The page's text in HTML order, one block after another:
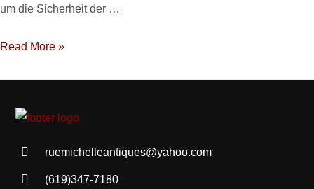
um die Sicherheit der …
Read More »
ruemichelleantiques@yahoo.com
(619)347-7180